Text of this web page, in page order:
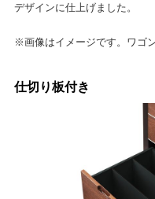
デザインに仕上げました。
※画像はイメージです。ワゴ
仕切り板付き